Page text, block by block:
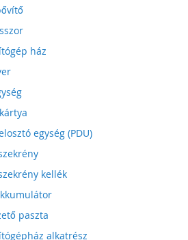
ház
egység (PDU)
kellék
paszta
alkatrész